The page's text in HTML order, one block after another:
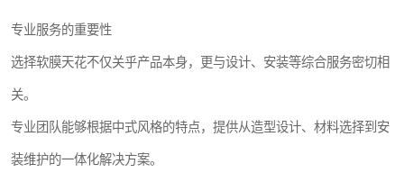
专业服务的重要性
选择软膜天花不仅关乎产品本身，更与设计、安装等综合服务密切相
关。
专业团队能够根据中式风格的特点，提供从造型设计、材料选择到安
装维护的一体化解决方案。